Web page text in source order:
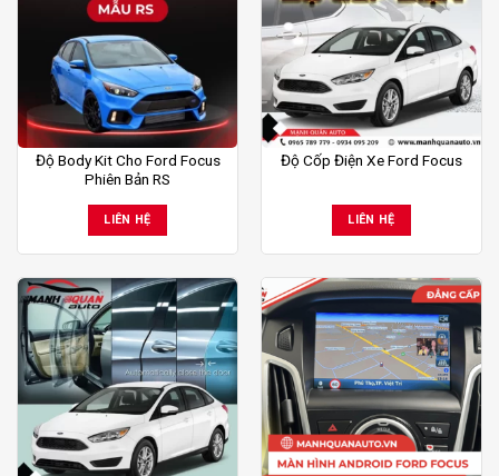
Độ Body Kit Cho Ford Focus
Phiên Bản RS
LIÊN HỆ
Độ Cốp Điện Xe Ford Focus
LIÊN HỆ